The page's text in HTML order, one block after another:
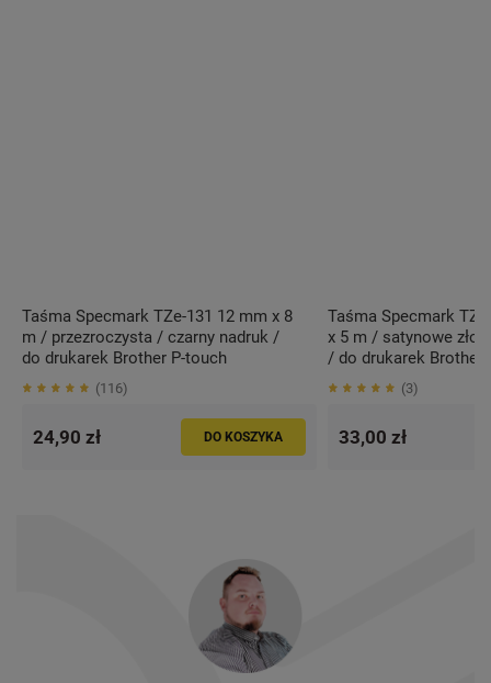
Taśma Specmark TZe-131 12 mm x 8
m / przezroczysta / czarny nadruk /
do drukarek Brother P-touch
116
24,90 zł DO KOSZYKA
Taśma Specmark
x 5 m / satynowe
/ do drukarek Brother
3
33,00 zł